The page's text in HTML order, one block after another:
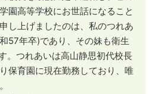
園高等学校にお世話になること
し上げましたのは、私のつれあ
57年卒)であり、その妹も衛生
。つれあいは高山静思初代校長
保育園に現在勤務しており、唯